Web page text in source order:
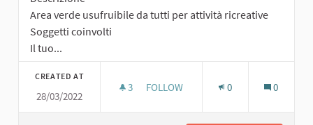
Area verde usufruibile da tutti per attività ricreative
Soggetti coinvolti
Il tuo...
CREATED AT
28/03/2022
3 3 FOLLOWERS
FOLLOW 0 0